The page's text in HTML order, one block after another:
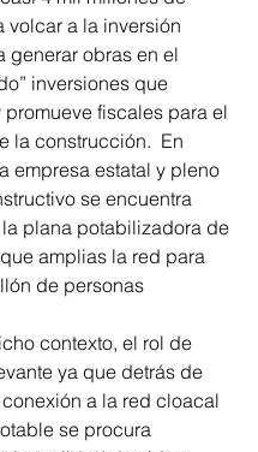
volcar a la inversión
generar obras en el
inversiones que
fiscales para el
la construcción.  En
empresa estatal y pleno
se encuentra
plana potabilizadora de
amplias la red para
de personas
contexto, el rol de
ya que detrás de
a la red cloacal
se procura